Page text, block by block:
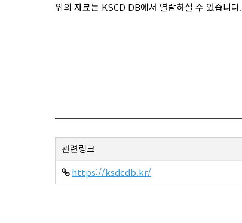
위의 자료는 KSCD DB에서 열람하실 수 있습니다.
관련링크
https://ksdcdb.kr/